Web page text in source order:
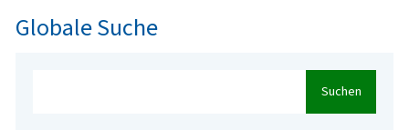
Globale Suche
Suchen